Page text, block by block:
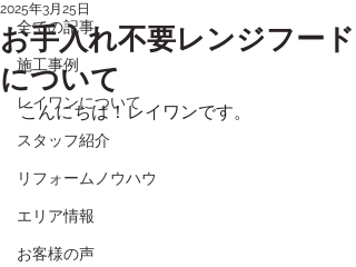
全ての記事
施工事例
レイワンについて
スタッフ紹介
リフォームノウハウ
エリア情報
お客様の声
お手入れ不要レンジフード
について
2025年3月25日
こんにちは！レイワンです。